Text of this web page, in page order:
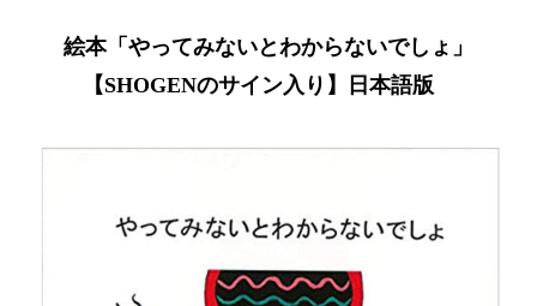
絵本「やってみないとわからないでしょ」
【SHOGENのサイン入り】日本語版